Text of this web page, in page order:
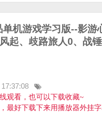
机游戏学习版--影
起、歧路旅人0、战
观看，也可以下载收藏~
最好下载下来用播放器外挂字